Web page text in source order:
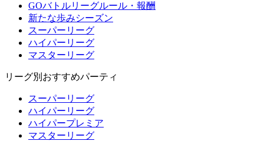
GOバトルリーグルール・報酬
新たな歩みシーズン
スーパーリーグ
ハイパーリーグ
マスターリーグ
リーグ別おすすめパーティ
スーパーリーグ
ハイパーリーグ
ハイパープレミア
マスターリーグ